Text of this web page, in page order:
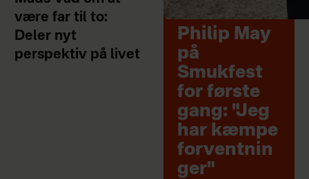
være far til to:
Deler nyt
perspektiv på livet
Philip May
på
Smukfest
for første
gang: "Jeg
har kæmpe
forventnin
ger"